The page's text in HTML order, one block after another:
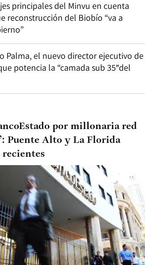
principales del Minvu en cuenta
reconstrucción del Biobío “va a
Palma, el nuevo director ejecutivo de
potencia la “camada sub 35″del
por millonaria red
Puente Alto y La Florida
recientes